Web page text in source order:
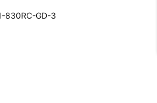
830RC-GD-3